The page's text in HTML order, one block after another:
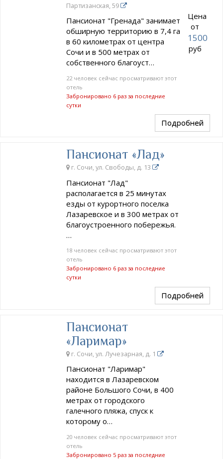
Партизанская, 59
Пансионат "Гренада" занимает
обширную территорию в 7,4 га
в 60 километрах от центра
Сочи и в 500 метрах от
собственного благоуст…
22 человек сейчас просматривают этот
отель
Забронировано 6 раз за последние
сутки
Цена
от
1500
руб
Подробней
Пансионат «Лад»
г. Сочи, ул. Свободы, д. 13
Пансионат "Лад"
располагается в 25 минутах
езды от курортного поселка
Лазаревское и в 300 метрах от
благоустроенного побережья.
…
18 человек сейчас просматривают этот
отель
Забронировано 6 раз за последние
сутки
Подробней
Пансионат
«Ларимар»
г. Сочи, ул. Лучезарная, д. 1
Пансионат "Ларимар"
находится в Лазаревском
районе Большого Сочи, в 400
метрах от городского
галечного пляжа, спуск к
которому о…
20 человек сейчас просматривают этот
отель
Забронировано 5 раз за последние